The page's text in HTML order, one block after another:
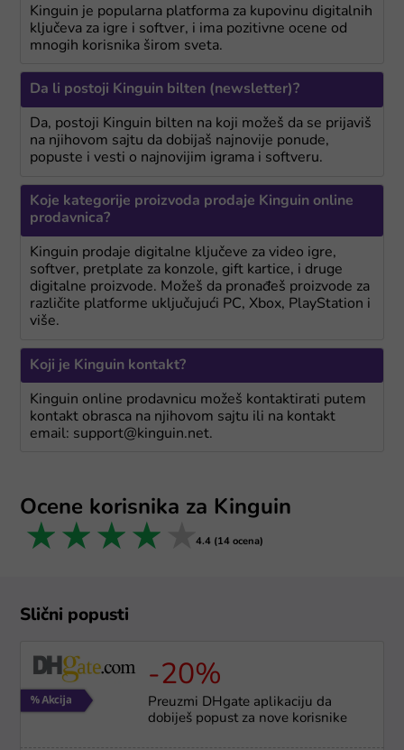
Kinguin je popularna platforma za kupovinu digitalnih
ključeva za igre i softver, i ima pozitivne ocene od
mnogih korisnika širom sveta.
Da li postoji Kinguin bilten (newsletter)?
Da, postoji Kinguin bilten na koji možeš da se prijaviš
na njihovom sajtu da dobijaš najnovije ponude,
popuste i vesti o najnovijim igrama i softveru.
Koje kategorije proizvoda prodaje Kinguin online
prodavnica?
Kinguin prodaje digitalne ključeve za video igre,
softver, pretplate za konzole, gift kartice, i druge
digitalne proizvode. Možeš da pronađeš proizvode za
različite platforme uključujući PC, Xbox, PlayStation i
više.
Koji je Kinguin kontakt?
Kinguin online prodavnicu možeš kontaktirati putem
kontakt obrasca na njihovom sajtu ili na kontakt
email: support@kinguin.net.
Ocene korisnika za Kinguin
5 stars
4 stars
3 stars
2 stars
1 star 4.4 (14 ocena)
Slični popusti
-20%
Preuzmi DHgate aplikaciju da
dobiješ popust za nove korisnike